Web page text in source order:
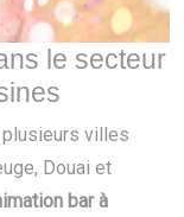
le secteur
plusieurs villes
Douai et
bar à